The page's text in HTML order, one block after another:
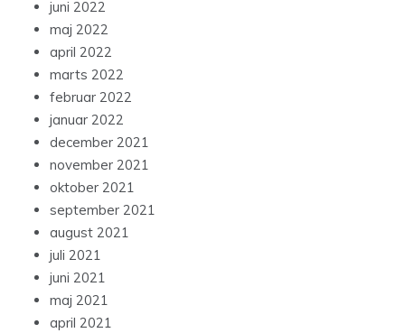
juni 2022
maj 2022
april 2022
marts 2022
februar 2022
januar 2022
december 2021
november 2021
oktober 2021
september 2021
august 2021
juli 2021
juni 2021
maj 2021
april 2021